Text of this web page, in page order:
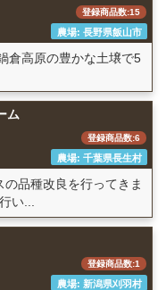
登録商品数:15
農場: 長野県飯山市
倉高原の豊かな土壌で5
ム
登録商品数:6
農場: 千葉県長生村
品種改良を行ってきま
い...
登録商品数:1
農場: 新潟県刈羽村